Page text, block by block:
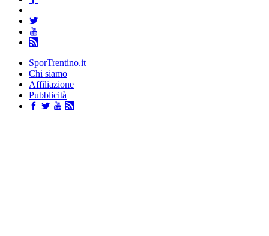
SporTrentino.it
Chi siamo
Affiliazione
Pubblicità